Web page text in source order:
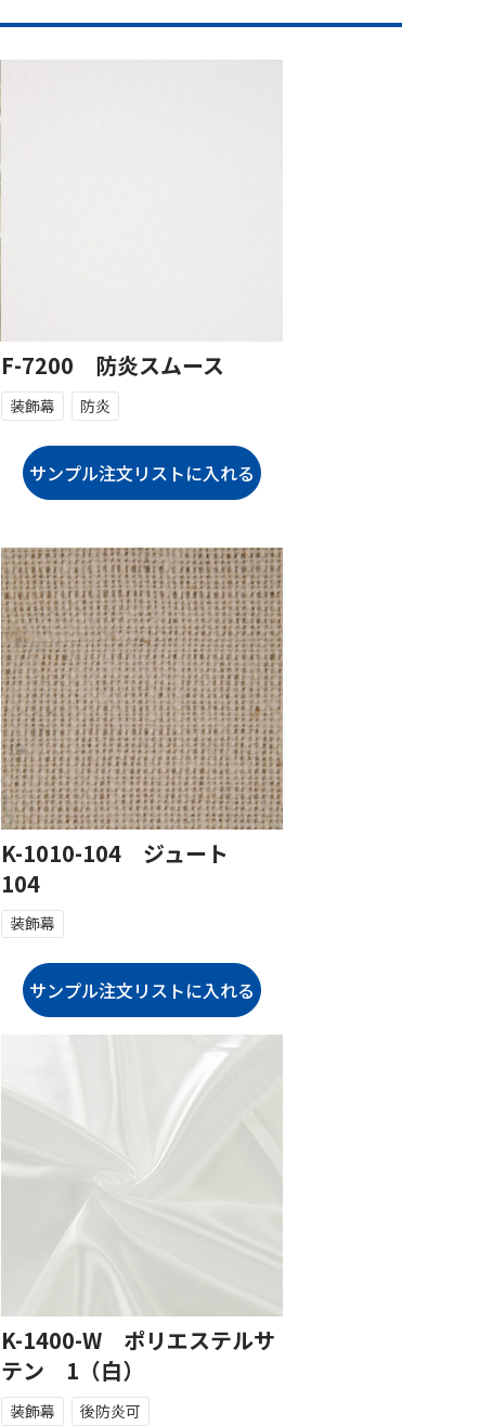
F-7200 防炎スムース
装飾幕 防炎
K-1010-104 ジュート
104
装飾幕
K-1400-W ポリエステルサ
テン 1（白）
装飾幕 後防炎可